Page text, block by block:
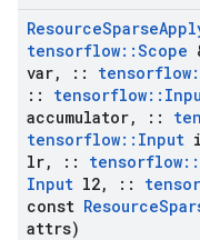
ResourceSparse
tensorflow::Scope
var, :: tensorflow
::
tensorflow::
accumulator, ::
tensorflow:: Input
lr, :: tensorflow::
Input l2, ::
const Resource
attrs)